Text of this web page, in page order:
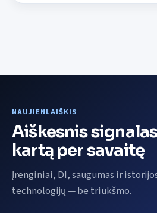
NAUJIENLAIŠKIS
Aiškesnis
kartą per savaitę
Įrenginiai, DI, saugumas ir
technologijų — be triukšmo.